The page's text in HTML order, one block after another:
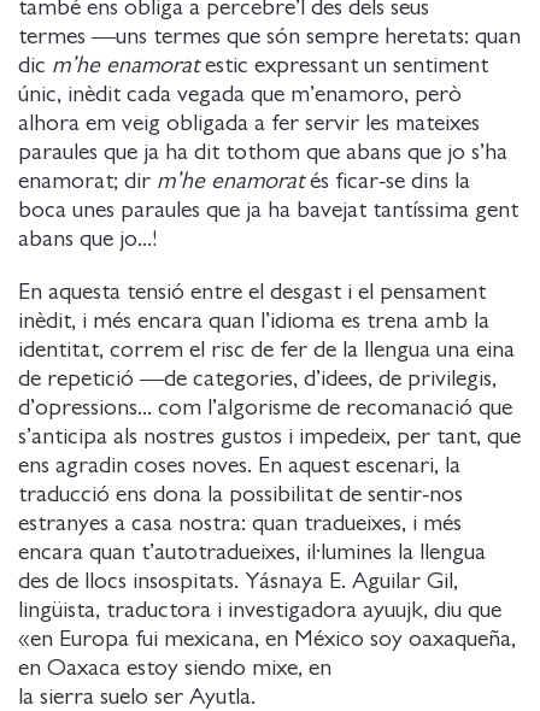
també ens obliga a percebre’l des dels seus
termes ―uns termes que són sempre heretats: quan
dic m’he enamoratestic expressant un sentiment
únic, inèdit cada vegada que m’enamoro, però
alhora em veig obligada a fer servir les mateixes
paraules que ja ha dit tothom que abans que jo s’ha
enamorat; dir m’he enamoratés ficar-se dins la
boca unes paraules que ja ha bavejat tantíssima gent
abans que jo...!
En aquesta tensió entre el desgast i el pensament
inèdit, i més encara quan l’idioma es trena amb la
identitat, correm el risc de fer de la llengua una eina
de repetició ―de categories, d’idees, de privilegis,
d’opressions... com l’algorisme de recomanació que
s’anticipa als nostres gustos i impedeix, per tant, que
ens agradin coses noves. En aquest escenari, la
traducció ens dona la possibilitat de sentir-nos
estranyes a casa nostra: quan tradueixes, i més
encara quan t’autotradueixes, il·lumines la llengua
des de llocs insospitats. Yásnaya E. Aguilar Gil,
lingüista, traductora i investigadora ayuujk, diu que
«en Europa fui mexicana, en México soy oaxaqueña,
en Oaxaca estoy siendo mixe, en
la sierra suelo ser Ayutla.